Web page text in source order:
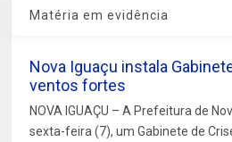
Matéria em evidência
Nova Iguaçu instala
ventos fortes
NOVA IGUAÇU – A Prefeitura de
sexta-feira (7), um Gabinete de